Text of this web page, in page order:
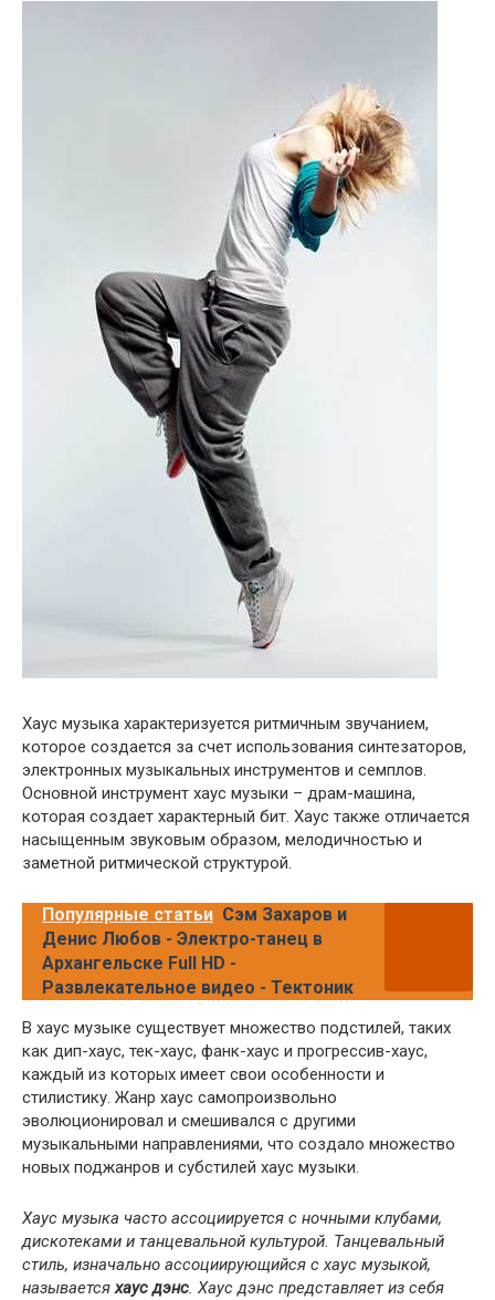
Хаус музыка характеризуется ритмичным звучанием,
которое создается за счет использования синтезаторов,
электронных музыкальных инструментов и семплов.
Основной инструмент хаус музыки – драм-машина,
которая создает характерный бит. Хаус также отличается
насыщенным звуковым образом, мелодичностью и
заметной ритмической структурой.
Популярные статьи Сэм Захаров и
Денис Любов - Электро-танец в
Архангельске Full HD -
Развлекательное видео - Тектоник
В хаус музыке существует множество подстилей, таких
как дип-хаус, тек-хаус, фанк-хаус и прогрессив-хаус,
каждый из которых имеет свои особенности и
стилистику. Жанр хаус самопроизвольно
эволюционировал и смешивался с другими
музыкальными направлениями, что создало множество
новых поджанров и субстилей хаус музыки.
Хаус музыка часто ассоциируется с ночными клубами,
дискотеками и танцевальной культурой. Танцевальный
стиль, изначально ассоциирующийся с хаус музыкой,
называетсяхаус дэнс. Хаус дэнс представляет из себя